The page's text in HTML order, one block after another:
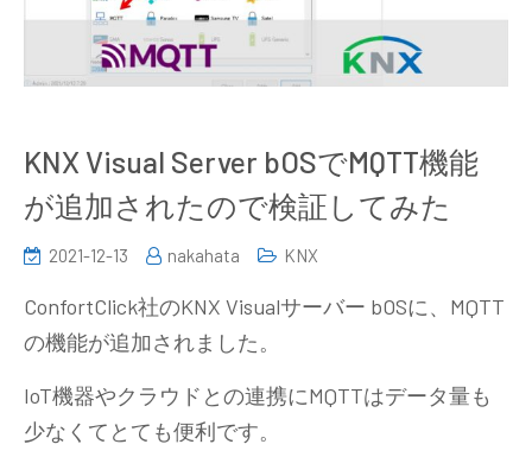
KNX Visual Server bOSでMQTT機能
が追加されたので検証してみた
2021-12-13 nakahata KNX
ConfortClick社のKNX Visualサーバー bOSに、MQTT
の機能が追加されました。
IoT機器やクラウドとの連携にMQTTはデータ量も
少なくてとても便利です。